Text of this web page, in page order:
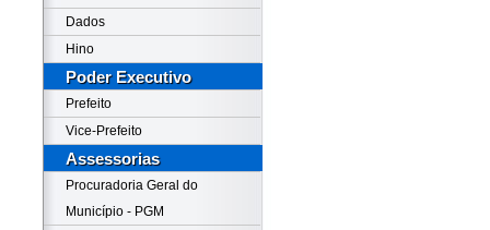
Dados
Hino
Poder Executivo
Prefeito
Vice-Prefeito
Assessorias
Procuradoria Geral do
Município - PGM